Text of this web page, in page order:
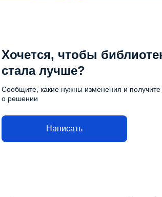
Хочется, чтобы
стала лучше?
Сообщите, какие нужны изменения и получите
о решении
Написать